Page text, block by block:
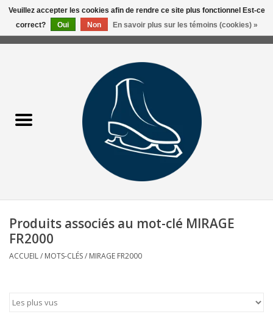
0 Articles - 0,00$CA
Liquidation/Clearance
Patins Usagés
Hockey
Patins
Produits associés au mot-clé MIRAGE
FR2000
ACCUEIL/ MOTS-CLÉS/ MIRAGE FR2000
Veuillez accepter les cookies afin de rendre ce site plus fonctionnel Est-ce
correct?
Oui Non En savoir plus sur les témoins (cookies) »